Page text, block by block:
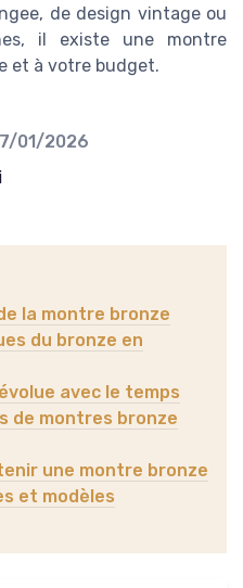
de design vintage ou
il existe une montre
et à votre budget.
01/2026
la montre bronze
du bronze en
avec le temps
de montres bronze
une montre bronze
et modèles